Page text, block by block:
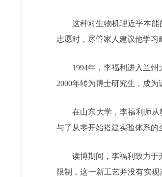
这种对生物机理近乎本
志愿时，尽管家人建议他学习
1994年，李福利进入兰
2000年转为博士研究生，成为
在山东大学，李福利师
与了从零开始搭建实验体系的
读博期间，李福利致力于
限制，这一新工艺并没有实